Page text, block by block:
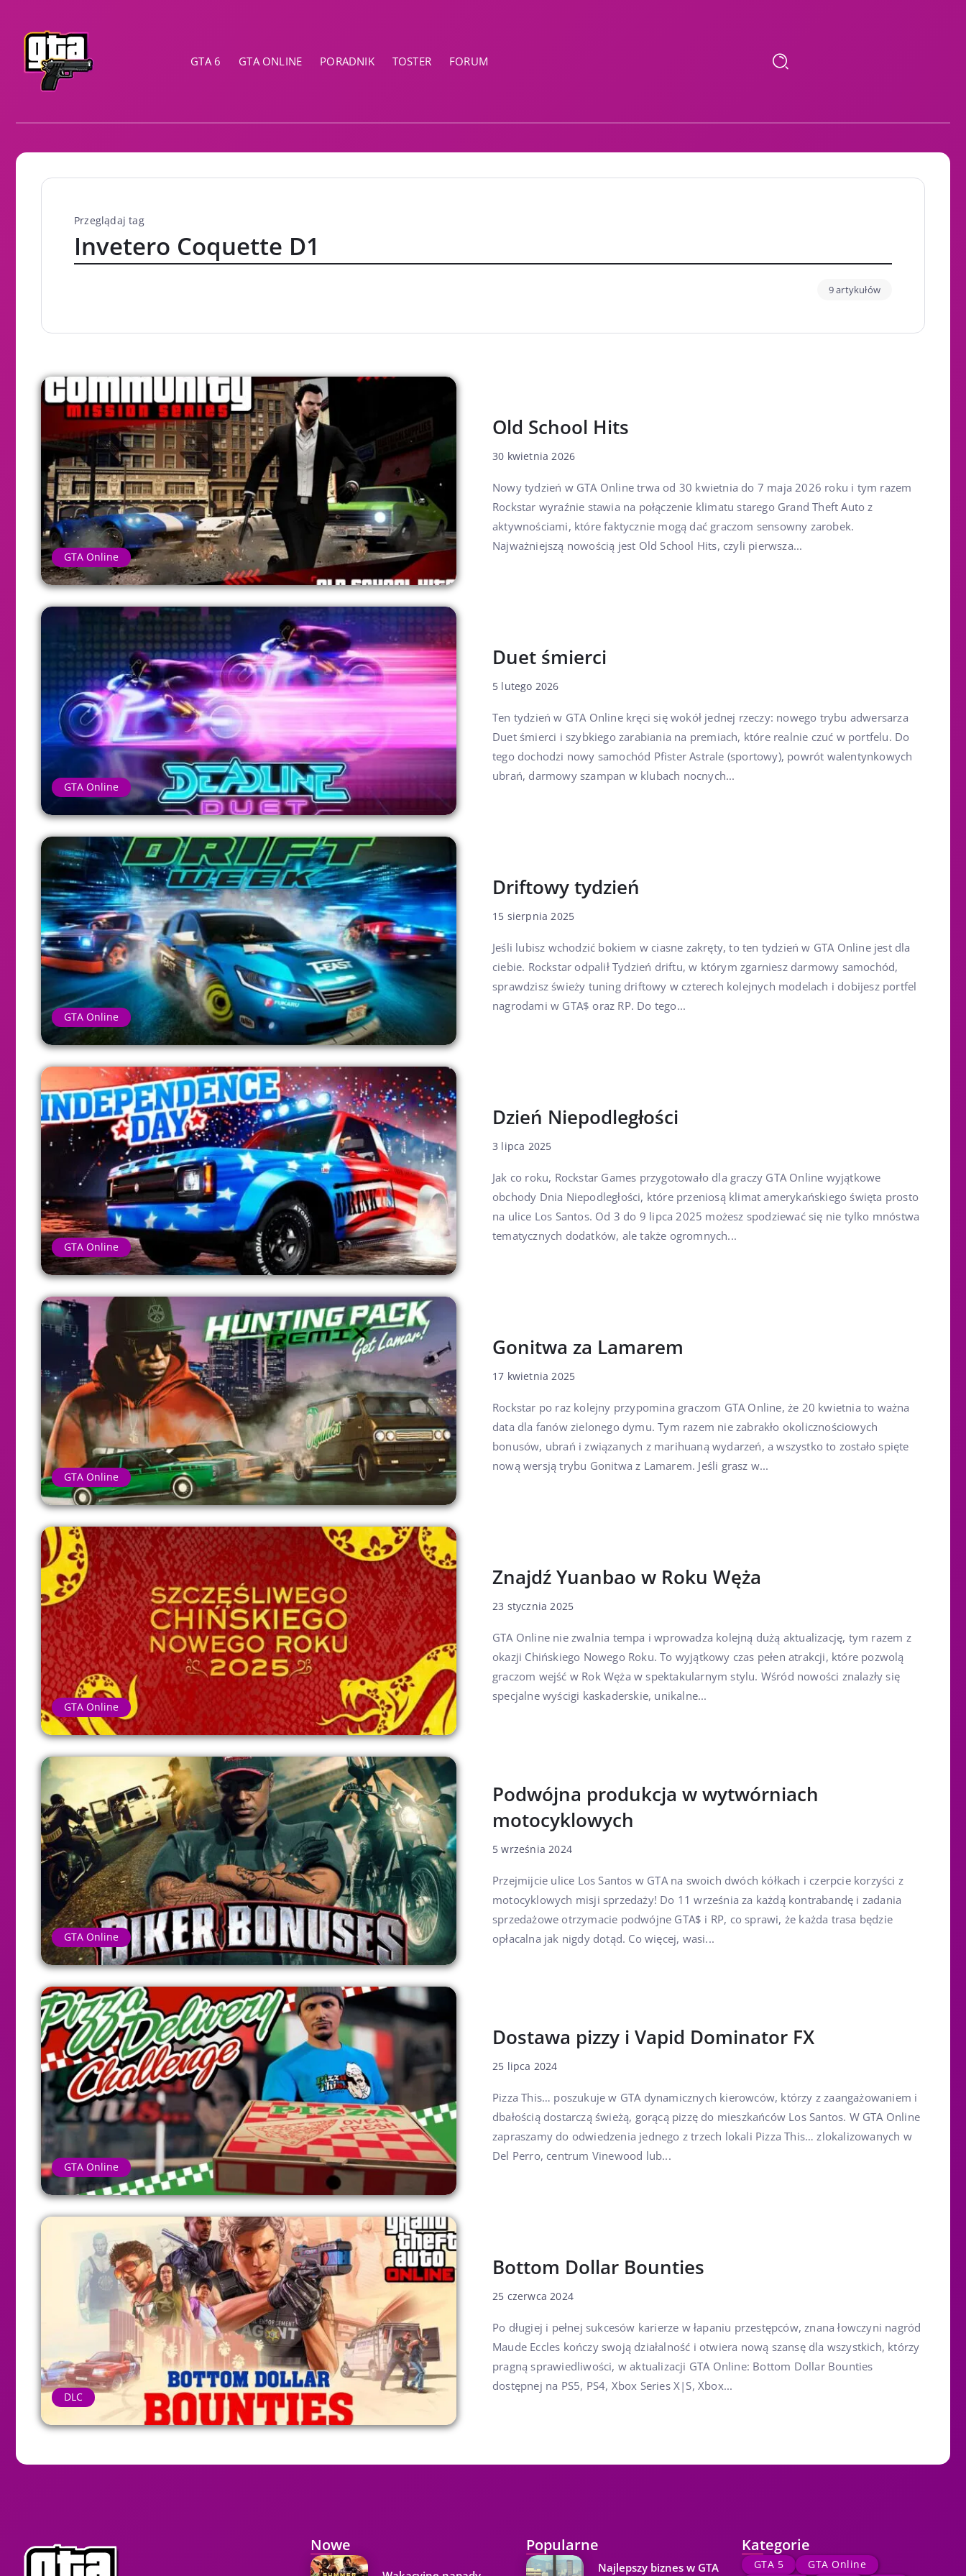
GTA 6 GTA ONLINE PORADNIK TOSTER FORUM
Przeglądaj tag
Invetero Coquette D1
9 artykułów
GTA Online
Old School Hits
30 kwietnia 2026
Nowy tydzień w GTA Online trwa od 30 kwietnia do 7 maja 2026 roku i tym razem
Rockstar wyraźnie stawia na połączenie klimatu starego Grand Theft Auto z
aktywnościami, które faktycznie mogą dać graczom sensowny zarobek.
Najważniejszą nowością jest Old School Hits, czyli pierwsza...
GTA Online
Duet śmierci
5 lutego 2026
Ten tydzień w GTA Online kręci się wokół jednej rzeczy: nowego trybu adwersarza
Duet śmierci i szybkiego zarabiania na premiach, które realnie czuć w portfelu. Do
tego dochodzi nowy samochód Pfister Astrale (sportowy), powrót walentynkowych
ubrań, darmowy szampan w klubach nocnych...
GTA Online
Driftowy tydzień
15 sierpnia 2025
Jeśli lubisz wchodzić bokiem w ciasne zakręty, to ten tydzień w GTA Online jest dla
ciebie. Rockstar odpalił Tydzień driftu, w którym zgarniesz darmowy samochód,
sprawdzisz świeży tuning driftowy w czterech kolejnych modelach i dobijesz portfel
nagrodami w GTA$ oraz RP. Do tego...
GTA Online
Dzień Niepodległości
3 lipca 2025
Jak co roku, Rockstar Games przygotowało dla graczy GTA Online wyjątkowe
obchody Dnia Niepodległości, które przeniosą klimat amerykańskiego święta prosto
na ulice Los Santos. Od 3 do 9 lipca 2025 możesz spodziewać się nie tylko mnóstwa
tematycznych dodatków, ale także ogromnych...
GTA Online
Gonitwa za Lamarem
17 kwietnia 2025
Rockstar po raz kolejny przypomina graczom GTA Online, że 20 kwietnia to ważna
data dla fanów zielonego dymu. Tym razem nie zabrakło okolicznościowych
bonusów, ubrań i związanych z marihuaną wydarzeń, a wszystko to zostało spięte
nową wersją trybu Gonitwa z Lamarem. Jeśli grasz w...
GTA Online
Znajdź Yuanbao w Roku Węża
23 stycznia 2025
GTA Online nie zwalnia tempa i wprowadza kolejną dużą aktualizację, tym razem z
okazji Chińskiego Nowego Roku. To wyjątkowy czas pełen atrakcji, które pozwolą
graczom wejść w Rok Węża w spektakularnym stylu. Wśród nowości znalazły się
specjalne wyścigi kaskaderskie, unikalne...
GTA Online
Podwójna produkcja w wytwórniach
motocyklowych
5 września 2024
Przejmijcie ulice Los Santos w GTA na swoich dwóch kółkach i czerpcie korzyści z
motocyklowych misji sprzedaży! Do 11 września za każdą kontrabandę i zadania
sprzedażowe otrzymacie podwójne GTA$ i RP, co sprawi, że każda trasa będzie
opłacalna jak nigdy dotąd. Co więcej, wasi...
GTA Online
Dostawa pizzy i Vapid Dominator FX
25 lipca 2024
Pizza This… poszukuje w GTA dynamicznych kierowców, którzy z zaangażowaniem i
dbałością dostarczą świeżą, gorącą pizzę do mieszkańców Los Santos. W GTA Online
zapraszamy do odwiedzenia jednego z trzech lokali Pizza This… zlokalizowanych w
Del Perro, centrum Vinewood lub...
DLC
Bottom Dollar Bounties
25 czerwca 2024
Po długiej i pełnej sukcesów karierze w łapaniu przestępców, znana łowczyni nagród
Maude Eccles kończy swoją działalność i otwiera nową szansę dla wszystkich, którzy
pragną sprawiedliwości, w aktualizacji GTA Online: Bottom Dollar Bounties
dostępnej na PS5, PS4, Xbox Series X|S, Xbox...
Nowe Popularne
Najlepszy biznes w GTA
Kategorie
GTA 5 GTA Online